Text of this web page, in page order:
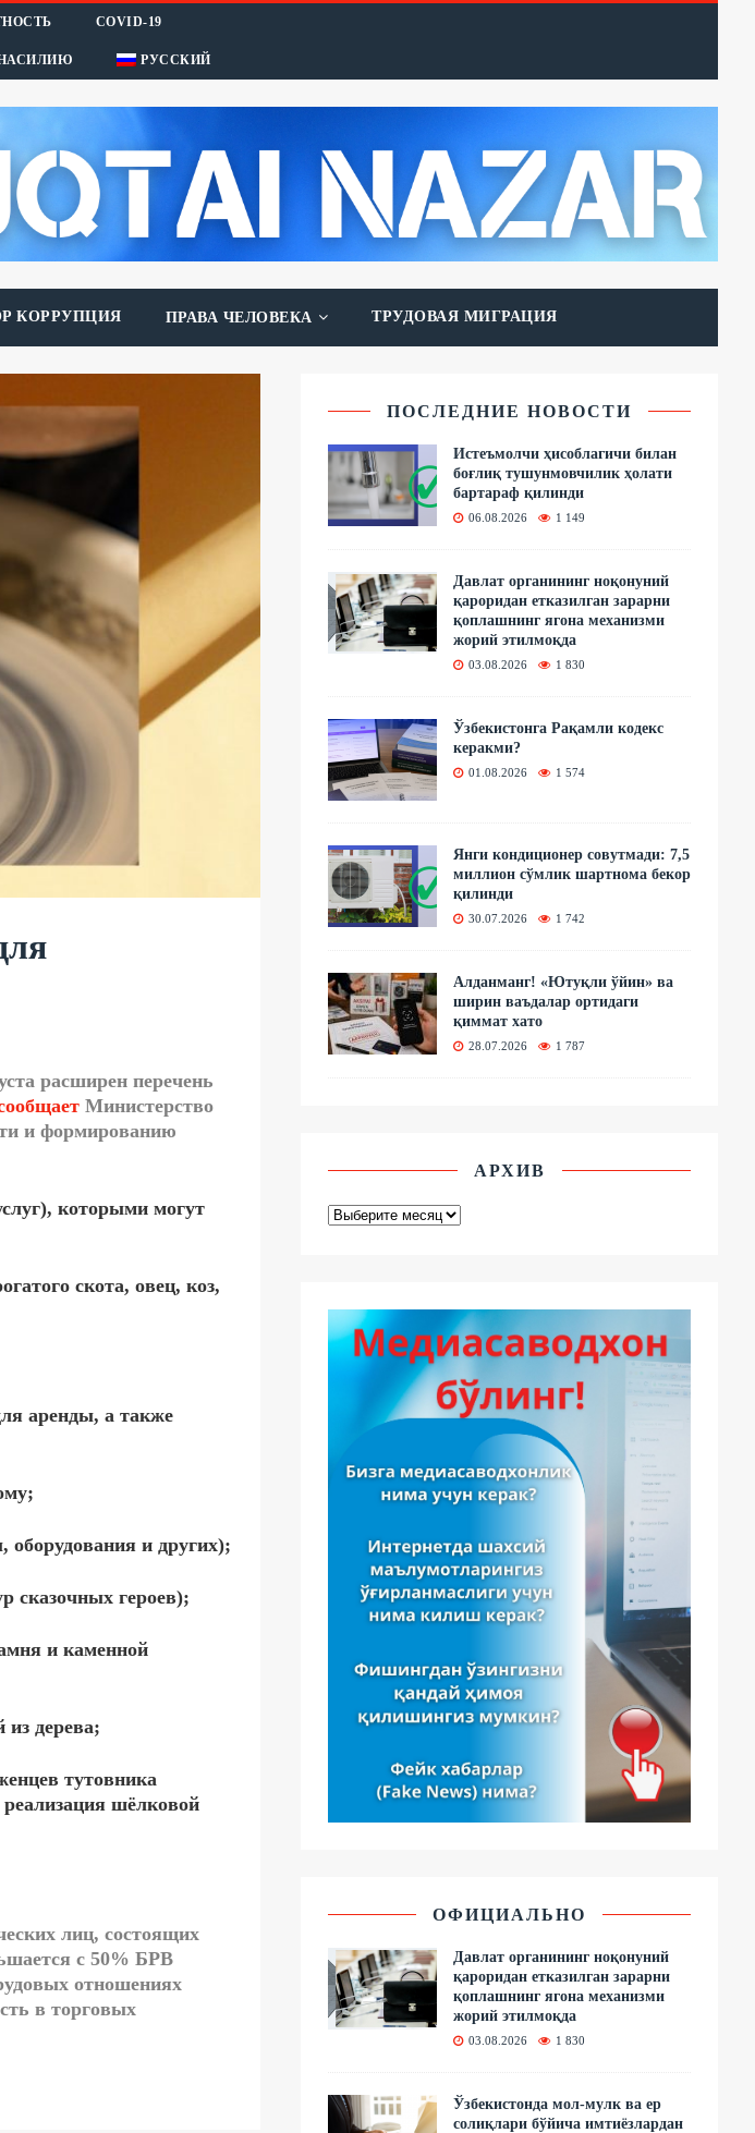
COVID-19
РУССКИЙ
КОРРУПЦИЯ ПРАВА ЧЕЛОВЕКА ТРУДОВАЯ МИГРАЦИЯ
расширен перечень
Министерство
и формированию
которыми могут
скота, овец, коз,
аренды, а также
оборудования и других);
сказочных героев);
и каменной
из дерева;
тутовника
шёлковой
лиц, состоящих
с 50% БРВ
отношениях
в торговых
ПОСЛЕДНИЕ НОВОСТИ
Истеъмолчи ҳисоблагичи билан
боғлиқ тушунмовчилик ҳолати
бартараф қилинди
06.08.2026 1 149
Давлат органининг ноқонуний
қароридан етказилган зарарни
қоплашнинг ягона механизми
жорий этилмоқда
03.08.2026 1 830
Ўзбекистонга Рақамли кодекс
керакми?
01.08.2026 1 574
Янги кондиционер совутмади: 7,5
миллион сўмлик шартнома бекор
қилинди
30.07.2026 1 742
Алданманг! «Ютуқли ўйин» ва
ширин ваъдалар ортидаги
қиммат хато
28.07.2026 1 787
АРХИВ
ОФИЦИАЛЬНО
Давлат органининг ноқонуний
қароридан етказилган зарарни
қоплашнинг ягона механизми
жорий этилмоқда
03.08.2026 1 830
Ўзбекистонда мол-мулк ва ер
солиқлари бўйича имтиёзлардан